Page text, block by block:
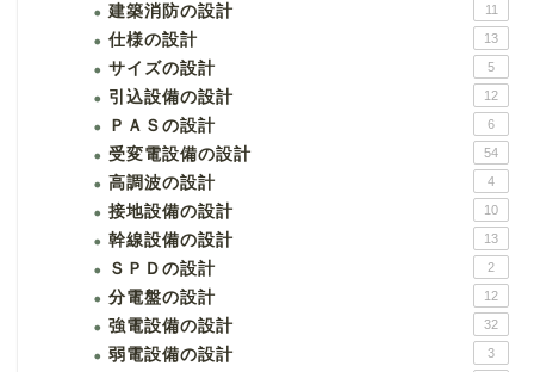
建築消防の設計 11
仕様の設計 13
サイズの設計 5
引込設備の設計 12
ＰＡＳの設計 6
受変電設備の設計 54
高調波の設計 4
接地設備の設計 10
幹線設備の設計 13
ＳＰＤの設計 2
分電盤の設計 12
強電設備の設計 32
弱電設備の設計 3